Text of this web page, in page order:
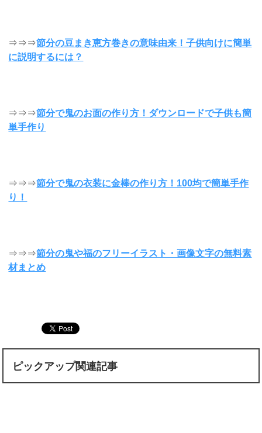
⇒⇒⇒節分の豆まき恵方巻きの意味由来！子供向けに簡単
に説明するには？
⇒⇒⇒節分で鬼のお面の作り方！ダウンロードで子供も簡
単手作り
⇒⇒⇒節分で鬼の衣装に金棒の作り方！100均で簡単手作
り！
⇒⇒⇒節分の鬼や福のフリーイラスト・画像文字の無料素
材まとめ
ピックアップ関連記事